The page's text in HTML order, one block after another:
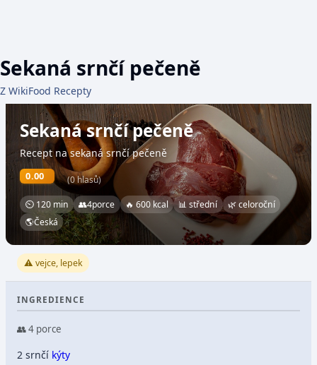
Sekaná srnčí pečeně
Z WikiFood Recepty
Sekaná srnčí pečeně
Recept na sekaná srnčí pečeně
0.00 (0 hlasů)
⏲ 120 min 👥4porce 🔥 600 kcal 📊 střední
🌿 celoroční
🌎Česká
⚠️ vejce, lepek
INGREDIENCE
👥 4 porce
2 srnčí kýty